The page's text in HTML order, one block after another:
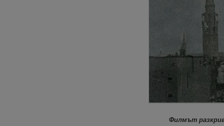
Филмът